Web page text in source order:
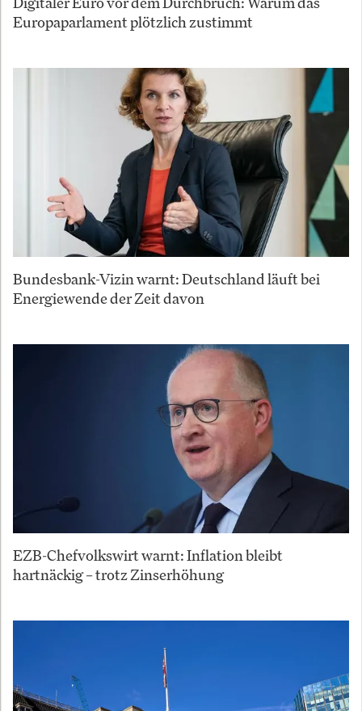
Europaparlament plötzlich zustimmt
Bundesbank-Vizin warnt: Deutschland läuft bei
Energiewende der Zeit davon
EZB-Chefvolkswirt warnt: Inflation bleibt
hartnäckig – trotz Zinserhöhung